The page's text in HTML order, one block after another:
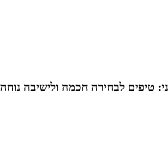
טיפים לבחירה חכמה ולישיבה נוחה